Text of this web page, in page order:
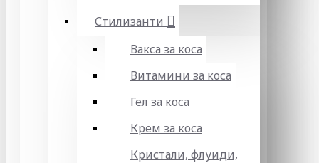
Стилизанти
Вакса за коса
Витамини за коса
Гел за коса
Крем за коса
Кристали, флуиди,